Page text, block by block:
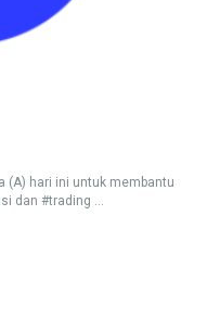
(A) hari ini untuk membantu
dan #trading ...